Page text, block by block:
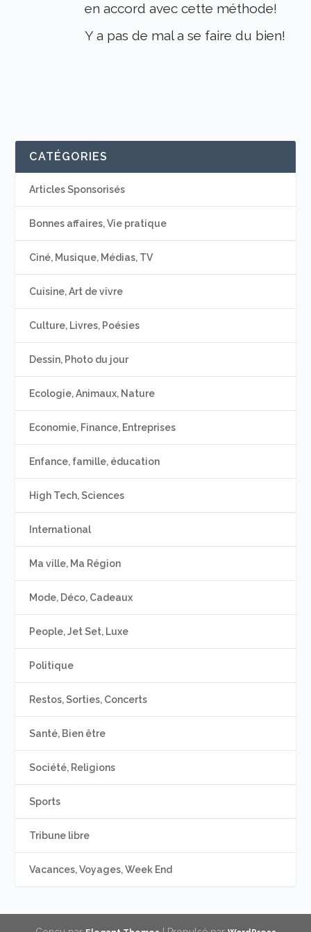
en accord avec cette méthode!
Y a pas de mal a se faire du bien!
CATÉGORIES
Articles Sponsorisés
Bonnes affaires, Vie pratique
Ciné, Musique, Médias, TV
Cuisine, Art de vivre
Culture, Livres, Poésies
Dessin, Photo du jour
Ecologie, Animaux, Nature
Economie, Finance, Entreprises
Enfance, famille, éducation
High Tech, Sciences
International
Ma ville, Ma Région
Mode, Déco, Cadeaux
People, Jet Set, Luxe
Politique
Restos, Sorties, Concerts
Santé, Bien être
Société, Religions
Sports
Tribune libre
Vacances, Voyages, Week End